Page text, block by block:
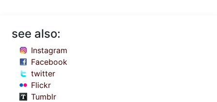
see also:
Instagram
Facebook
twitter
Flickr
Tumblr